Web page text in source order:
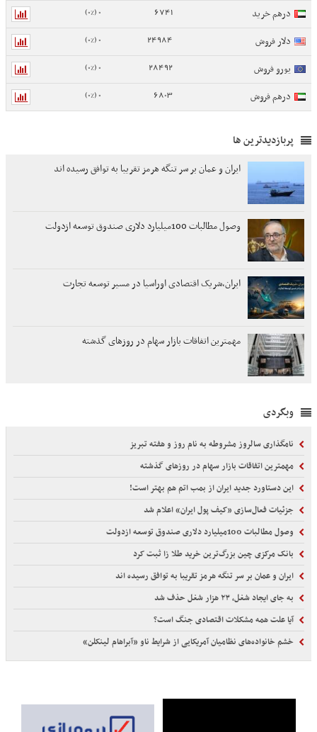
درهم خرید 6741
0 (0%)
دلار فروش 24984
0 (0%)
یورو فروش 28492
0 (0%)
درهم فروش 6803
0 (0%)
پربازدیدترین ها
ایران و عمان بر سر تنگه هرمز تقریبا به توافق رسیده اند
وصول مطالبات 100میلیارد دلاری صندوق توسعه ازدولت
ایران،شریک اقتصادی اوراسیا در مسیر توسعه تجارت
مهمترین اتفاقات بازار سهام در روزهای گذشته
وبگردی
نامگذاری سالروز مشروطه به نام روز و هفته تبریز
مهمترین اتفاقات بازار سهام در روزهای گذشته
این دستاورد جدید ایران از بمب اتم هم بهتر است!
جزئیات فعال‌سازی «کیف پول ایران» اعلام شد
وصول مطالبات 100میلیارد دلاری صندوق توسعه ازدولت
بانک مرکزی چین بزرگ‌ترین خرید طلا زا ثبت کرد
ایران و عمان بر سر تنگه هرمز تقریبا به توافق رسیده اند
به جای ایجاد شغل، ۲۳ هزار شغل حذف شد
آیا علت همه مشکلات اقتصادی جنگ است؟
خشم خانواده‌های نظامیان آمریکایی از شرایط ناو «آبراهام لینکلن»